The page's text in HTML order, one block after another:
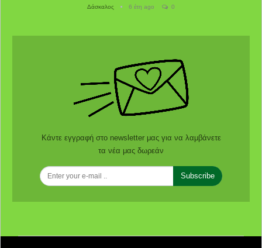
Δάσκαλος 6 έτη ago 0
Κάντε εγγραφή στο newsletter μας για να λαμβάνετε
τα νέα μας δωρεάν
Subscribe